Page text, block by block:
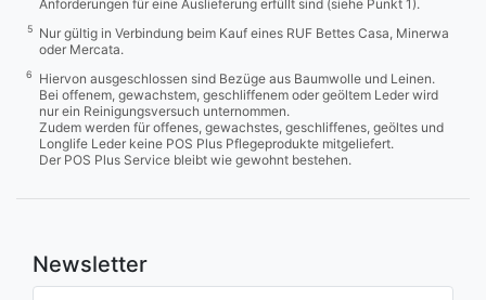
Anforderungen für eine Auslieferung erfüllt sind (siehe Punkt 1).
5
Nur gültig in Verbindung beim Kauf eines RUF Bettes Casa, Minerwa
oder Mercata.
6
Hiervon ausgeschlossen sind Bezüge aus Baumwolle und Leinen.
Bei offenem, gewachstem, geschliffenem oder geöltem Leder wird
nur ein Reinigungsversuch unternommen.
Zudem werden für offenes, gewachstes, geschliffenes, geöltes und
Longlife Leder keine POS Plus Pflegeprodukte mitgeliefert.
Der POS Plus Service bleibt wie gewohnt bestehen.
Newsletter